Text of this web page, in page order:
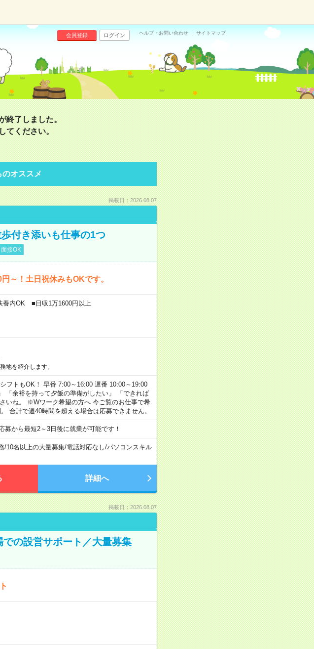
会員登録 ログイン ヘルプ・お問い合わせ サイトマップ
終了しました。
てください。
オススメ
掲載日：2026.08.07
付き添いも仕事の1つ
接OK
～！土日祝休みもOKです。
内OK ■日収1万1600円以上
を紹介します。
フトもOK！ 早番 7:00～16:00 遅番 10:00～19:00
「余裕を持って夕飯の準備がしたい」 「できれば
いね。 ※Wワーク希望の方へ 今ご覧のお仕事で希
合計で週40時間を超える場合は応募できません。
から最短2～3日後に就業が可能です！
/10名以上の大量募集/電話対応なし/パソコンスキル
詳細へ
掲載日：2026.08.07
の設営サポート／大量募集